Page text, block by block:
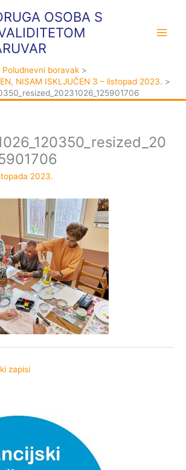
OSOBA S
Poludnevni boravak
NISAM ISKLJUČEN 3 – listopad 2023.
2023.
zapisi